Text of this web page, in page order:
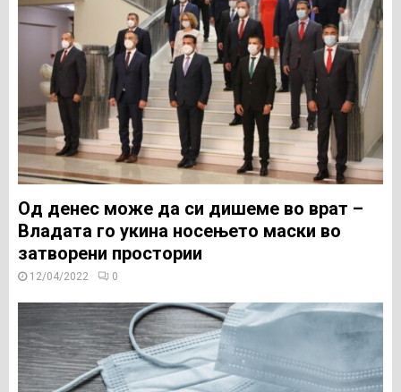
Од денес може да си дишеме во врат –
Владата го укина носењето маски во
затворени простории
12/04/2022 0